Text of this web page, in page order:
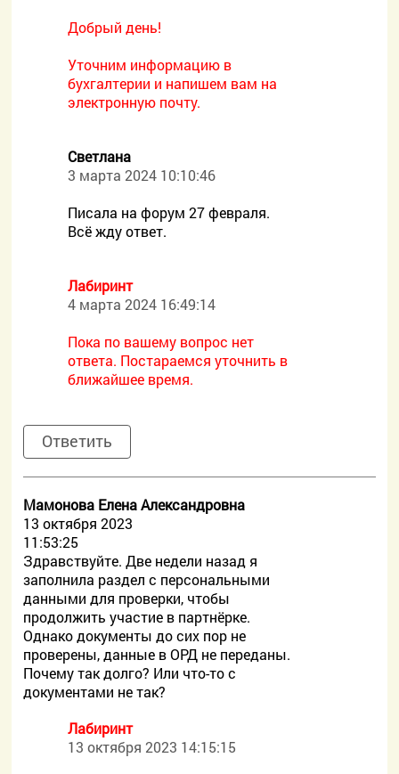
Добрый день!
Уточним информацию в
бухгалтерии и напишем вам на
электронную почту.
Светлана
3 марта 2024 10:10:46
Писала на форум 27 февраля.
Всё жду ответ.
Лабиринт
4 марта 2024 16:49:14
Пока по вашему вопрос нет
ответа. Постараемся уточнить в
ближайшее время.
Ответить
Мамонова Елена Александровна
13 октября 2023
11:53:25
Здравствуйте. Две недели назад я
заполнила раздел с персональными
данными для проверки, чтобы
продолжить участие в партнёрке.
Однако документы до сих пор не
проверены, данные в ОРД не переданы.
Почему так долго? Или что-то с
документами не так?
Лабиринт
13 октября 2023 14:15:15